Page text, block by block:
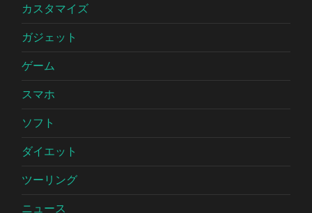
カスタマイズ
ガジェット
ゲーム
スマホ
ソフト
ダイエット
ツーリング
ニュース